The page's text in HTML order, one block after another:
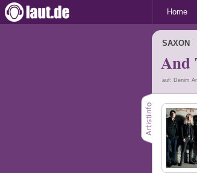
Home
SAXON
And
auf: Denim